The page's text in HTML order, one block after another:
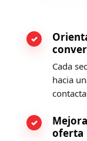
Cada
hacia
oferta